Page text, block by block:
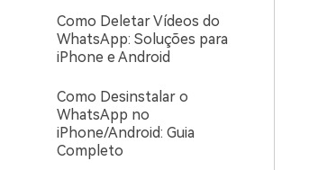
Como Deletar Vídeos do
WhatsApp: Soluções para
iPhone e Android
Como Desinstalar o
WhatsApp no
iPhone/Android: Guia
Completo